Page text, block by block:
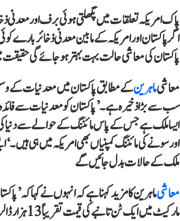
پاک امریکہ تعلقات میں پگھلتی ہوئی برف اور
اگر پاکستان اور امریکہ کے مابین معدنی ذخائر بارے
پاکستان کی معاشی حالت بہت بہتر ہوجائے گی
معاشیماہرینکے مطابق پاکستان میں معدنیات کے
سب سے بڑا ذخیرہ ہے۔ ’پاکستان کو معدنیات سے
ایسا ملک ہے جس کے پاس مائننگ کے حوالے سے دنیا
اور سونے کی مائننگ کمپنیاں بھی امریکہ میں ہی ہیں۔‘
ملک کے حالات بدل جائیں گے
معاشی
مارکیٹ